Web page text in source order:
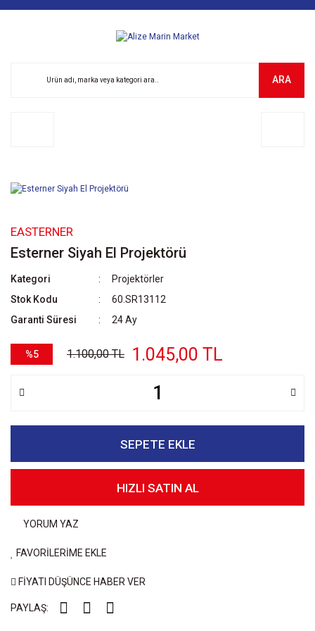
ARA
EASTERNER
Esterner Siyah El Projektörü
Kategori
Projektörler
Stok Kodu
60.SR13112
Garanti Süresi
24 Ay
%5 1.100,00 TL 1.045,00 TL
SEPETE EKLE
HIZLI SATIN AL
YORUM YAZ
FAVORİLERİME EKLE
FİYATI DÜŞÜNCE HABER VER
PAYLAŞ: